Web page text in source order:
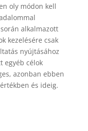
oly módon kell
alkalmazott
kezelésére csak
nyújtásához
egyéb célok
azonban ebben
és ideig.